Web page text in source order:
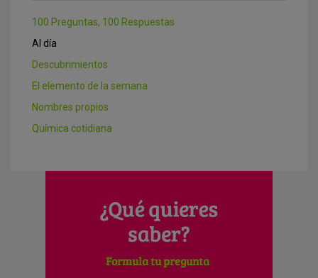
100 Preguntas, 100 Respuestas
Al día
Descubrimientos
El elemento de la semana
Nombres propios
Química cotidiana